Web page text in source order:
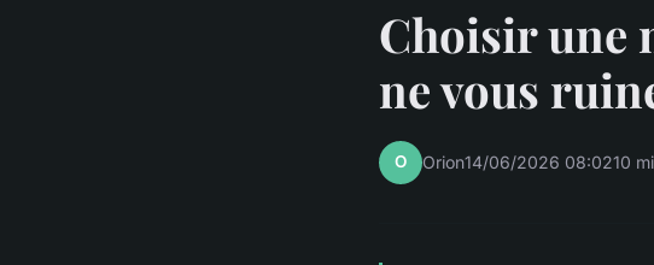
Choisir une
ne vous
O Orion14/06/2026 08:0210